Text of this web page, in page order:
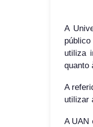
A
utiliza
quanto
A
utilizar
A UAN